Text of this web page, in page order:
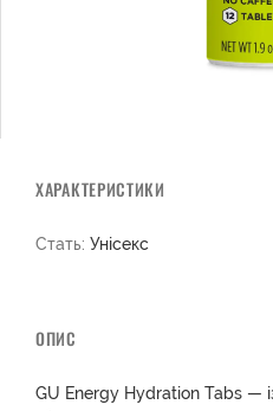
ХАРАКТЕРИСТИКИ
Стать: Унісекс
ОПИС
GU Energy Hydration Tabs —